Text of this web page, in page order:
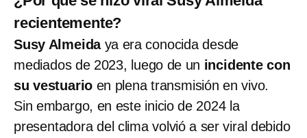
recientemente?
Susy Almeidaya era conocida desde
mediados de 2023, luego de un incidente con
su vestuario en plena transmisión en vivo.
Sin embargo, en este inicio de 2024 la
presentadora del clima volvió a ser viral debido